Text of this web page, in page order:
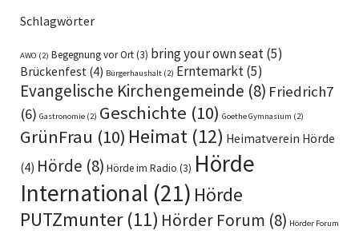
Schlagwörter
AWO (2) Begegnung vor Ort(3) bring your own seat(5)
Brückenfest (4) Bürgerhaushalt (2) Erntemarkt(5)
Evangelische Kirchengemeinde (8) Friedrich7
(6) Gastronomie (2) Geschichte (10) Goethe Gymnasium (2)
GrünFrau (10) Heimat (12) Heimatverein Hörde
(4) Hörde (8) Hörde im Radio (3) Hörde
International (21) Hörde
PUTZmunter(11) Hörder Forum (8) Hörder Forum